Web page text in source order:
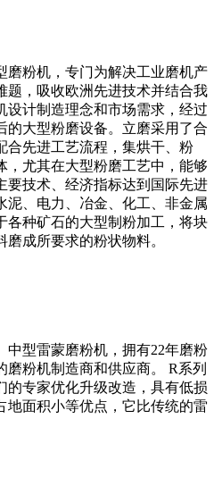
磨粉机，专门为解决工业磨机产
题，吸收欧洲先进技术并结合我
设计制造理念和市场需求，经过
的大型粉磨设备。立磨采用了合
合先进工艺流程，集烘干、粉
，尤其在大型粉磨工艺中，能够
要技术、经济指标达到国际先进
泥、电力、冶金、化工、非金属
各种矿石的大型制粉加工，将块
成所要求的粉状物料。
中型雷蒙磨粉机，拥有22年磨粉
磨粉机制造商和供应商。 R系列
的专家优化升级改造，具有低损
地面积小等优点，它比传统的雷